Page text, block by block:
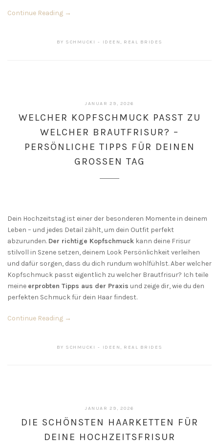
Continue Reading →
BY SCHMUCKI IDEEN , REAL BRIDES
JANUAR 29, 2026
WELCHER KOPFSCHMUCK PASST ZU
WELCHER BRAUTFRISUR? –
PERSÖNLICHE TIPPS FÜR DEINEN
GROSSEN TAG
Dein Hochzeitstag ist einer der besonderen Momente in deinem
Leben – und jedes Detail zählt, um dein Outfit perfekt
abzurunden. Der richtige Kopfschmuck kann deine Frisur
stilvoll in Szene setzen, deinem Look Persönlichkeit verleihen
und dafür sorgen, dass du dich rundum wohlfühlst. Aber welcher
Kopfschmuck passt eigentlich zu welcher Brautfrisur? Ich teile
meine erprobten Tipps aus der Praxis und zeige dir, wie du den
perfekten Schmuck für dein Haar findest.
Continue Reading →
BY SCHMUCKI IDEEN , REAL BRIDES
JANUAR 29, 2026
DIE SCHÖNSTEN HAARKETTEN FÜR
DEINE HOCHZEITSFRISUR